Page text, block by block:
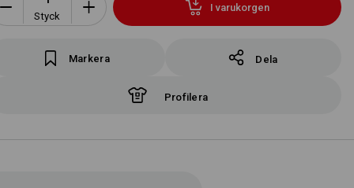
Styck
I varukorgen
Markera Dela
Profilera